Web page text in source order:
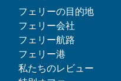
フェリーの目的地
フェリー会社
フェリー航路
フェリー港
私たちのレビュー